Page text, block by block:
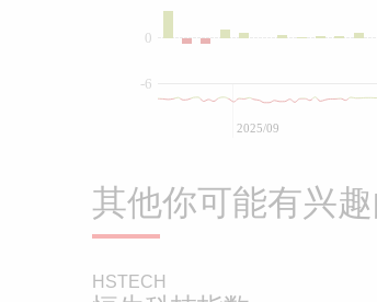
-6
0
2025/09
其他你可能有兴
HSTECH